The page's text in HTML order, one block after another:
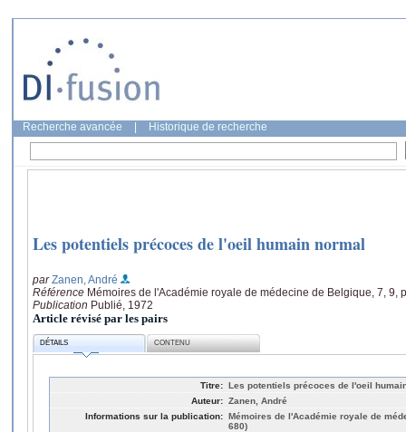
Recherche avancée Historique de recherche
Les potentiels précoces de l'oeil humain normal
parZanen, André
Référence Mémoires de l'Académie royale de médecine de Belgique, 7, 9,
Publication Publié, 1972
Article révisé par les pairs
DÉTAILS CONTENU
Titre: Les potentiels précoces de l'oeil
Auteur: Zanen, André
Informations sur la publication: Mémoires de l'Académie royale de
680)